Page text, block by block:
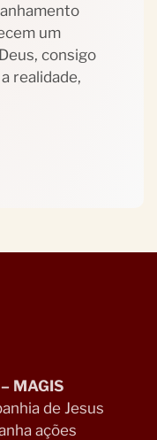
um
consigo
realidade,
MAGIS
de Jesus
ações